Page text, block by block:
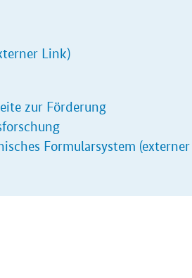
Link)
zur Förderung
Formularsystem